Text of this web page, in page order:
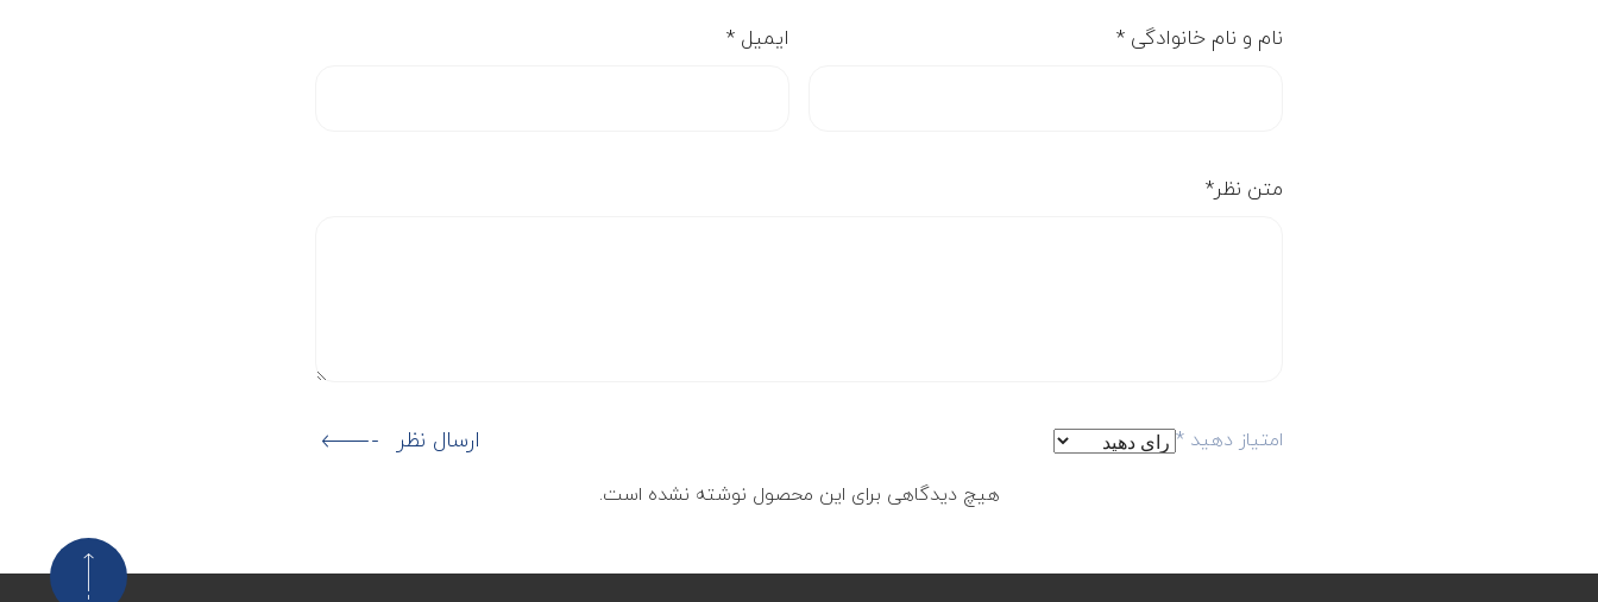
نام و نام خانوادگی* ایمیل*
متن نظر*
امتیاز دهید* ارسال نظر
هیچ دیدگاهی برای این محصول نوشته نشده است.